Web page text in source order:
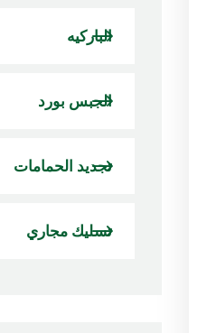
الباركيه
الجبس بورد
تجديد الحمامات
تسليك مجاري